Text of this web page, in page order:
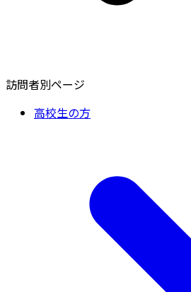
訪問者別ページ
高校生の方